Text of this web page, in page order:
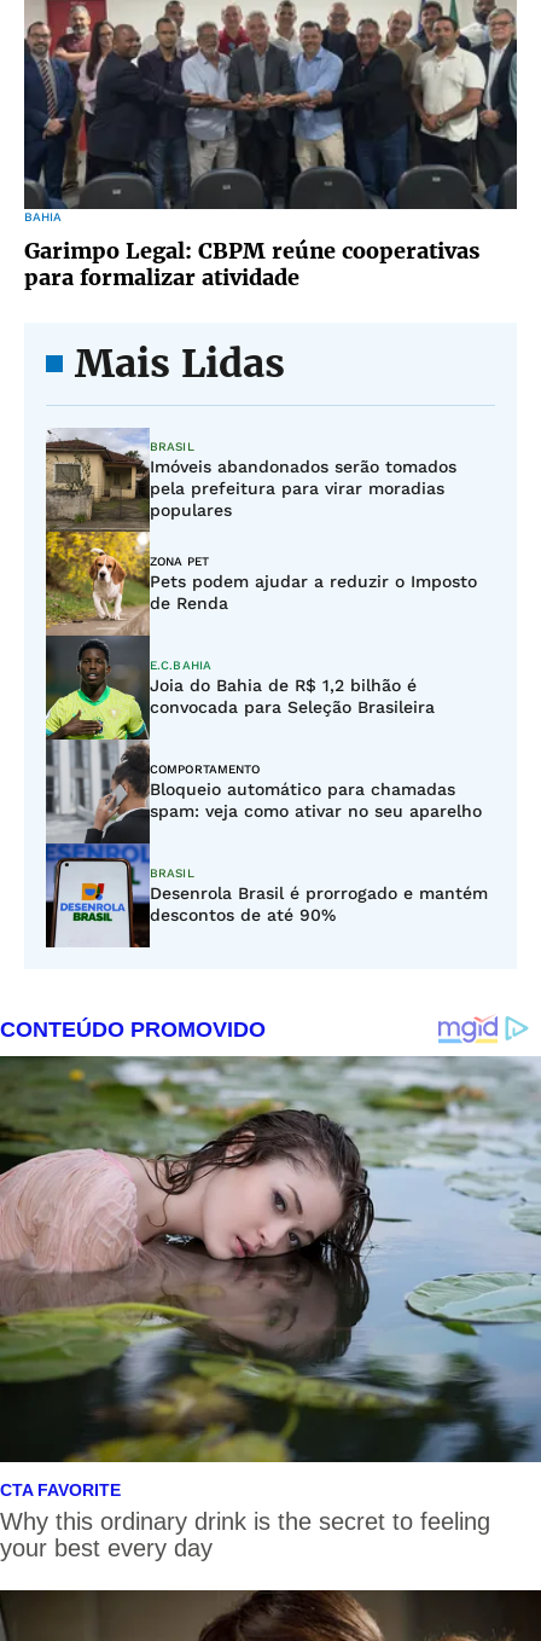
BAHIA
Garimpo Legal: CBPM reúne cooperativas
para formalizar atividade
Mais Lidas
BRASIL
Imóveis abandonados serão tomados
pela prefeitura para virar moradias
populares
ZONA PET
Pets podem ajudar a reduzir o Imposto
de Renda
E.C.BAHIA
Joia do Bahia de R$ 1,2 bilhão é
convocada para Seleção Brasileira
COMPORTAMENTO
Bloqueio automático para chamadas
spam: veja como ativar no seu aparelho
BRASIL
Desenrola Brasil é prorrogado e mantém
descontos de até 90%